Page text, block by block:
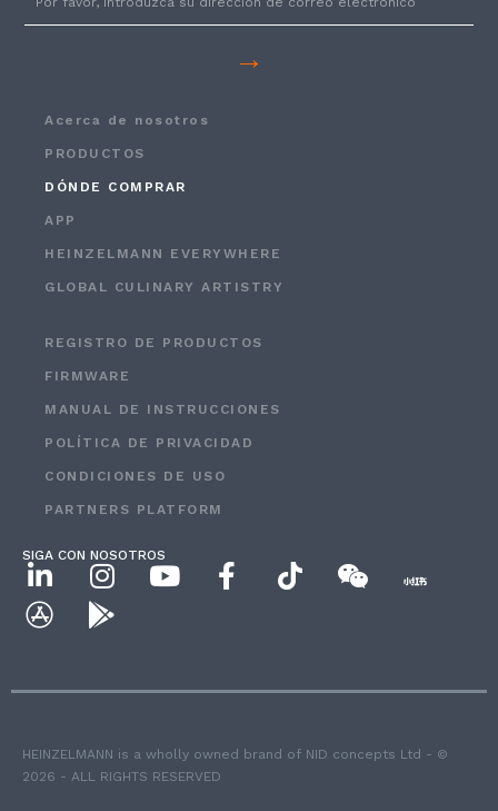
→
Acerca de nosotros
PRODUCTOS
DÓNDE COMPRAR
APP
HEINZELMANN EVERYWHERE
GLOBAL CULINARY ARTISTRY
REGISTRO DE PRODUCTOS
FIRMWARE
MANUAL DE INSTRUCCIONES
POLÍTICA DE PRIVACIDAD
CONDICIONES DE USO
PARTNERS PLATFORM
SIGA CON NOSOTROS
HEINZELMANN is a wholly owned brand of NID concepts Ltd - ©
2026 - ALL RIGHTS RESERVED